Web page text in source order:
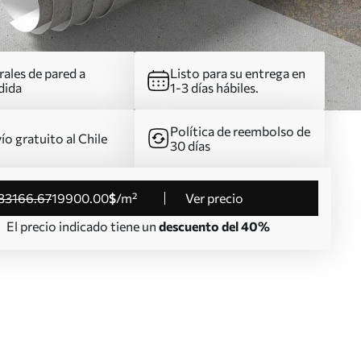
de pared a
Listo para su entrega en
1-3 días hábiles.
gratuito al Chile
Política de reembolso de
30 días
.6719900.00$/m²
Ver precio
El precio indicado tiene un descuento del 40%